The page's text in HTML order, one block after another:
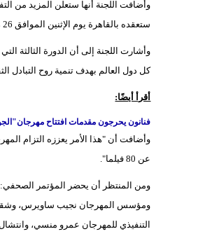
وأضافت اللجنة أنها ستعلن المزيد من
ستعقده بالقاهرة يوم الإثنين الموافق 26 من أغسطس / آب الجاري.
كل دول العالم بهدف تنمية روح التبادل
أقرأ أيضًا:
فنانون يحرجون مقدمات افتتاح
وأضافت أن "هذا الأمر يعززه التزام
عن 80 فيلما".
ومن المنتظر أن يحضر المؤتمر الصحفي:
ومؤسس المهرجان نجيب ساويرس،
التنفيذي للمهرجان عمرو منسي،